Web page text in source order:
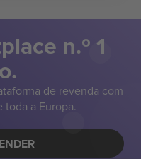
n.º 1
de revenda com
toda a Europa.